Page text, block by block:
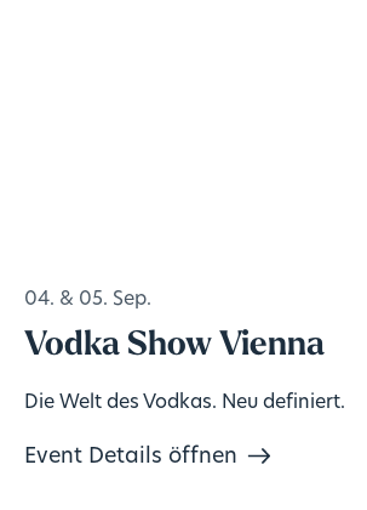
04. & 05. Sep.
Vodka Show Vienna
Die Welt des Vodkas. Neu definiert.
Event Details öffnen